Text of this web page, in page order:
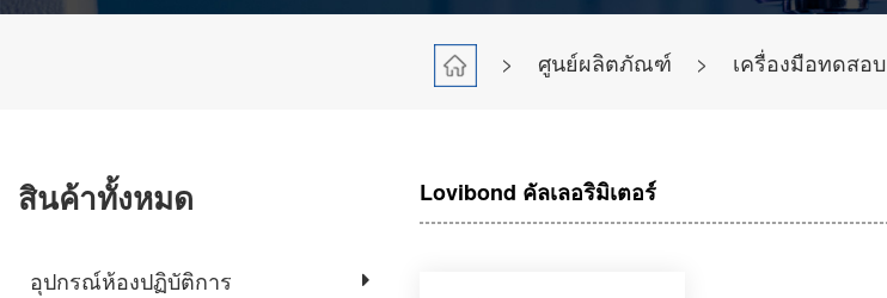
> ศูนย์ผลิตภัณฑ์ > เครื่องมือทดสอบ
สินค้าทั้งหมด
อุปกรณ์ห้องปฏิบัติการ
Lovibond คัลเลอริมิเตอร์